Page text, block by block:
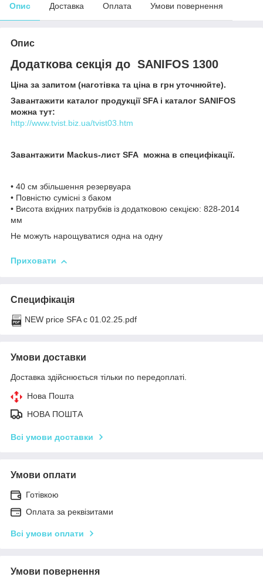
Опис Доставка Оплата Умови повернення
Опис
Додаткова секція до SANIFOS 1300
Ціна за запитом (наготівка та ціна в грн уточнюйте).
Завантажити каталог продукції SFA і каталог SANIFOS
можна тут:
http://www.tvist.biz.ua/tvist03.htm
Завантажити Mackus-лист SFA можна в специфікації.
• 40 см збільшення резервуара
• Повністю сумісні з баком
• Висота вхідних патрубків із додатковою секцією: 828-2014
мм
Не можуть нарощуватися одна на одну
Приховати
Специфікація
NEW price SFA с 01.02.25.pdf
Умови доставки
Доставка здійснюється тільки по передоплаті.
Нова Пошта
НОВА ПОШТА
Всі умови доставки
Умови оплати
Готівкою
Оплата за реквізитами
Всі умови оплати
Умови повернення